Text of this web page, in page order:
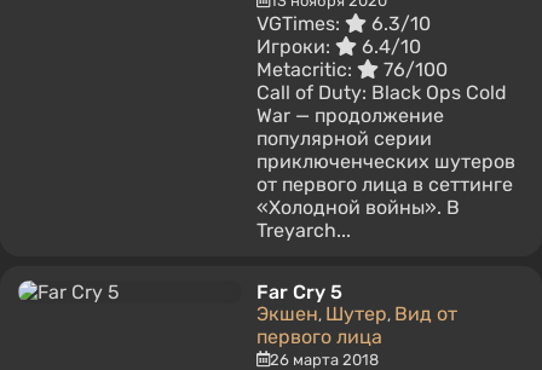
VGTimes:
6.3/10
Игроки:
6.4/10
Metacritic:
76/100
Call of Duty: Black Ops Cold
War — продолжение
популярной серии
приключенческих шутеров
от первого лица в сеттинге
«Холодной войны». В
Treyarch...
Far Cry 5
Экшен, Шутер, Вид от
первого лица
26 марта 2018